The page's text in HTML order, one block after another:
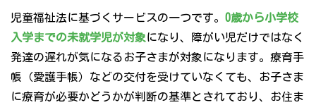
児童福祉法に基づくサービスの一つです。 0歳から小学校
入学までの未就学児が対象になり、障がい児だけではなく
発達の遅れが気になるお子さまが対象になります。療育手
帳（愛護手帳）などの交付を受けていなくても、お子さま
に療育が必要かどうかが判断の基準とされており、お住ま